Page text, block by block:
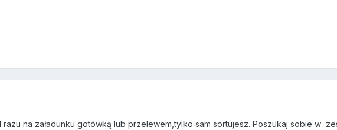
na załadunku gotówką lub przelewem,tylko sam sortujesz. Poszukaj sobie w